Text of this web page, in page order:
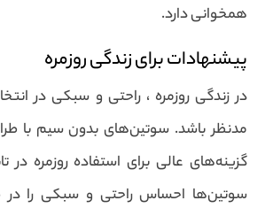
همخوانی دارد.
پیشنهادات برای زندگی روزمره
در زندگی روزمره ، راحتی و سبکی در
مدنظر باشد. سوتین‌های بدون سیم با
گزینه‌های عالی برای استفاده روزمره در
سوتین‌ها احساس راحتی و سبکی را در